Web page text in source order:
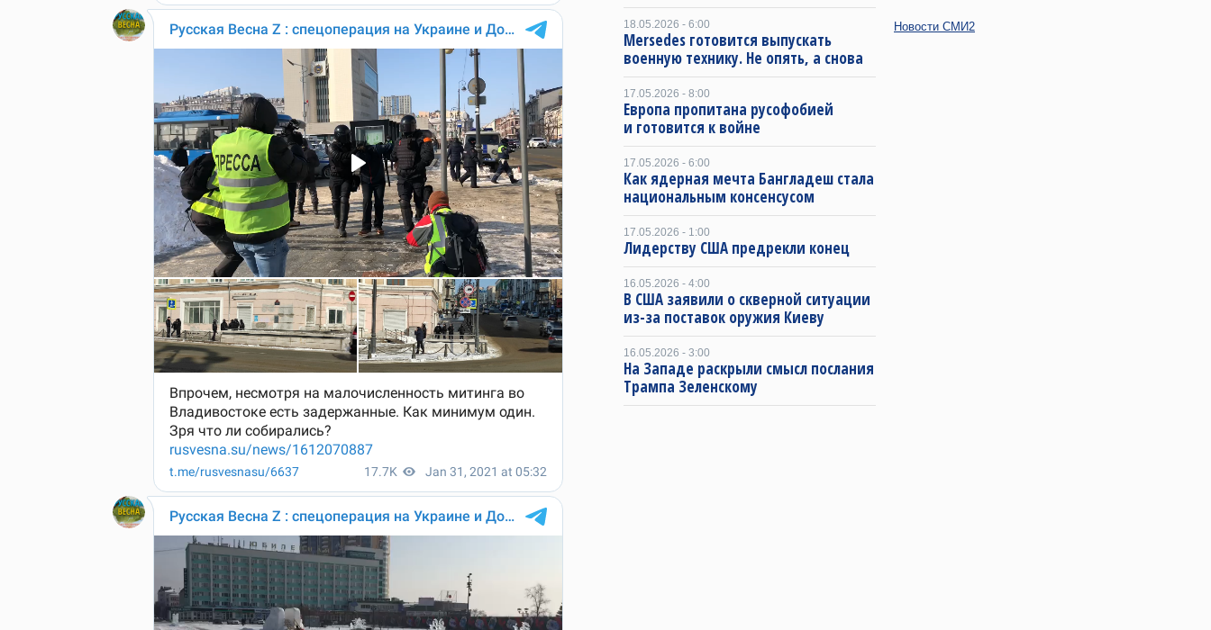
18.05.2026 - 6:00
Mersedes готовится выпускать
военную технику. Не опять, а снова
17.05.2026 - 8:00
Европа пропитана русофобией
и готовится к войне
17.05.2026 - 6:00
Как ядерная мечта Бангладеш стала
национальным консенсусом
17.05.2026 - 1:00
Лидерству США предрекли конец
16.05.2026 - 4:00
В США заявили о скверной ситуации
из-за поставок оружия Киеву
16.05.2026 - 3:00
На Западе раскрыли смысл послания
Трампа Зеленскому
Новости СМИ2